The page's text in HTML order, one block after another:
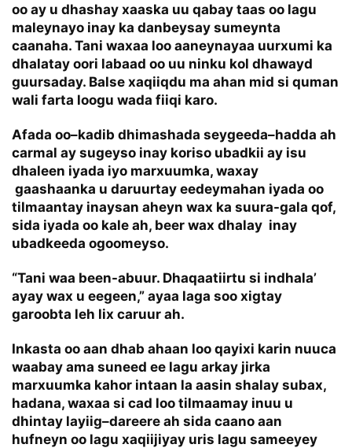
oo ay u dhashay xaaska uu qabay taas oo lagu
maleynayo inay ka danbeysay sumeynta
caanaha. Tani waxaa loo aaneynayaa uurxumi ka
dhalatay oori labaad oo uu ninku kol dhawayd
guursaday. Balse xaqiiqdu ma ahan mid si quman
wali farta loogu wada fiiqi karo.
Afada oo–kadib dhimashada seygeeda–hadda ah
carmal ay sugeyso inay koriso ubadkii ay isu
dhaleen iyada iyo marxuumka, waxay
gaashaanka u daruurtay eedeymahan iyada oo
tilmaantay inaysan aheyn wax ka suura-gala qof,
sida iyada oo kale ah, beer wax dhalay inay
ubadkeeda ogoomeyso.
“Tani waa been-abuur. Dhaqaatiirtu si indhala’
ayay wax u eegeen,” ayaa laga soo xigtay
garoobta leh lix caruur ah.
Inkasta oo aan dhab ahaan loo qayixi karin nuuca
waabay ama suneed ee lagu arkay jirka
marxuumka kahor intaan la aasin shalay subax,
hadana, waxaa si cad loo tilmaamay inuu u
dhintay layiig–dareere ah sida caano aan
hufneyn oo lagu xaqiijiyay uris lagu sameeyey